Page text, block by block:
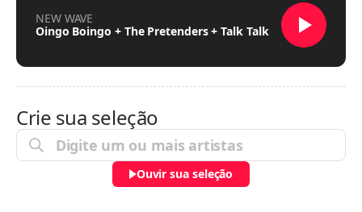
NEW WAVE
Oingo Boingo + The Pretenders + Talk Talk
Crie sua seleção
Ouvir sua seleção